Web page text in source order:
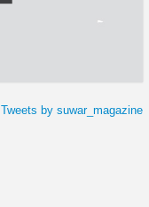
Tweets by suwar_magazine